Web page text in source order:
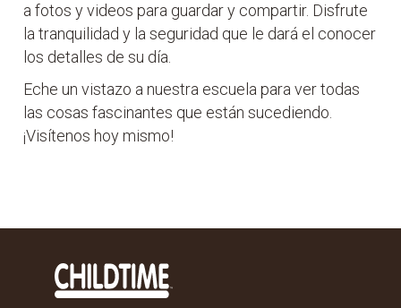
a fotos y videos para guardar y compartir. Disfrute
la tranquilidad y la seguridad que le dará el conocer
los detalles de su día.
Eche un vistazo a nuestra escuela para ver todas
las cosas fascinantes que están sucediendo.
¡Visítenos hoy mismo!